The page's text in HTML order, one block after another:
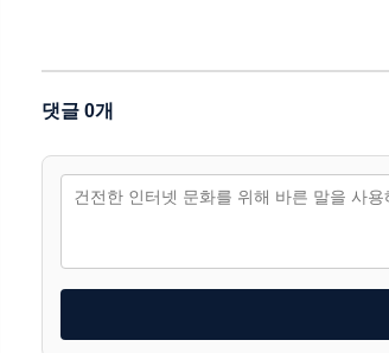
댓글 0개